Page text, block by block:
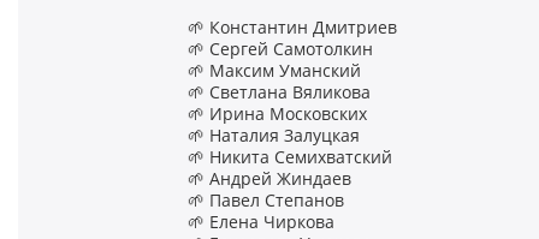
🌱 Константин Дмитриев
🌱 Сергей Самотолкин
🌱 Максим Уманский
🌱 Светлана Вяликова
🌱 Ирина Московских
🌱 Наталия Залуцкая
🌱 Никита Семихватский
🌱 Андрей Жиндаев
🌱 Павел Степанов
🌱 Елена Чиркова